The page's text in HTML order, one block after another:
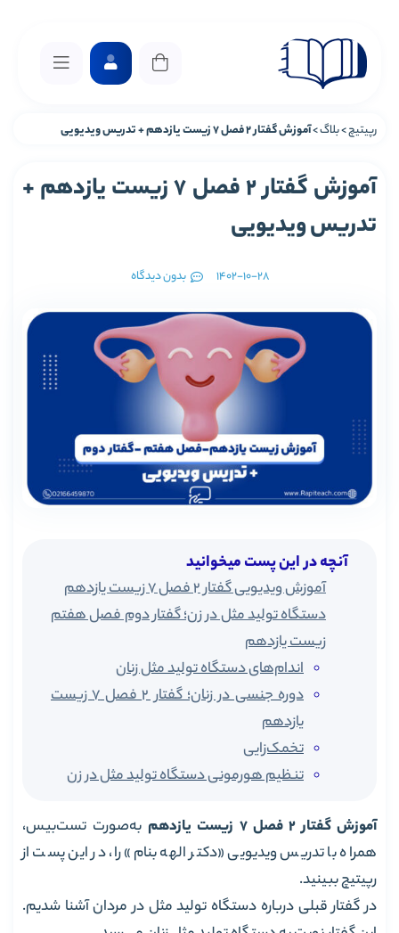
رپیتیچ>بلاگ>آموزش گفتار 2 فصل 7 زیست یازدهم + تدریس ویدیویی
آموزش گفتار 2 فصل 7 زیست یازدهم +
تدریس ویدیویی
1402-10-28 بدون دیدگاه
آنچه در این پست میخوانید
آموزش ویدیویی گفتار 2 فصل 7 زیست یازدهم
دستگاه تولید مثل در زن؛ گفتار دوم فصل هفتم
زیست یازدهم
اندام‌های دستگاه تولید مثل زنان
دوره جنسی در زنان؛ گفتار 2 فصل 7 زیست
یازدهم
تخمک‌زایی
تنظیم هورمونی دستگاه تولید مثل در زن
آموزش گفتار 2 فصل 7 زیست یازدهم
به‌صورت تست‌بیس،
همراه با تدریس ویدیویی «دکتر الهه بنام» را، در این پست از
رپیتیچ ببینید.
در گفتار قبلی درباره دستگاه تولید مثل در مردان آشنا شدیم.